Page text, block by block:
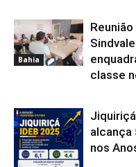
Bahia
classe
alcança
nos